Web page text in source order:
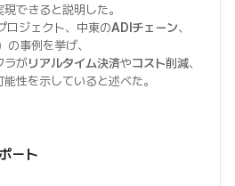
できると説明した。
ロジェクト、中東のADIチェーン、
の事例を挙げ、
ラがリアルタイム決済やコスト削減、
性を示していると述べた。
ート